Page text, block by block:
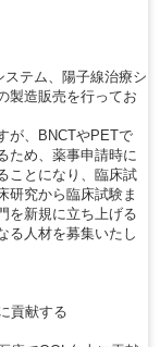
テム、陽子線治療シ
製造販売を行ってお
が、BNCTやPETで
ため、薬事申請時に
ことになり、臨床試
研究から臨床試験ま
を新規に立ち上げる
る人材を募集いたし
貢献する